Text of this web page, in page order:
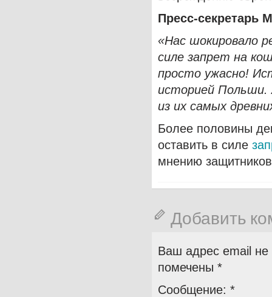
Пресс-секретарь
«Нас шокировало
силе запрет на
просто ужасно!
историей Польши.
из их самых
Более половины
оставить в силе
мнению
Добавить
Ваш адрес email не
помечены *
Сообщение: *